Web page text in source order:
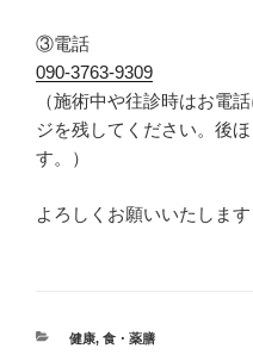
③電話
090-3763-9309
（施術中や往診時はお電
ジを残してください。後
す。
）
よろしくお願いいたします
カ
健康, 食・薬膳